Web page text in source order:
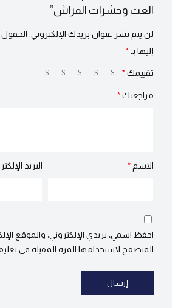
العث وحشرات الفراش”
لن يتم نشر عنوان بريدك الإلكتروني. الحقول
إليها بـ *
تقييمك*
مراجعتك*
الاسم * البريد
احفظ اسمي، بريدي الإلكتروني، والموقع
المتصفح لاستخدامها المرة المقبلة في